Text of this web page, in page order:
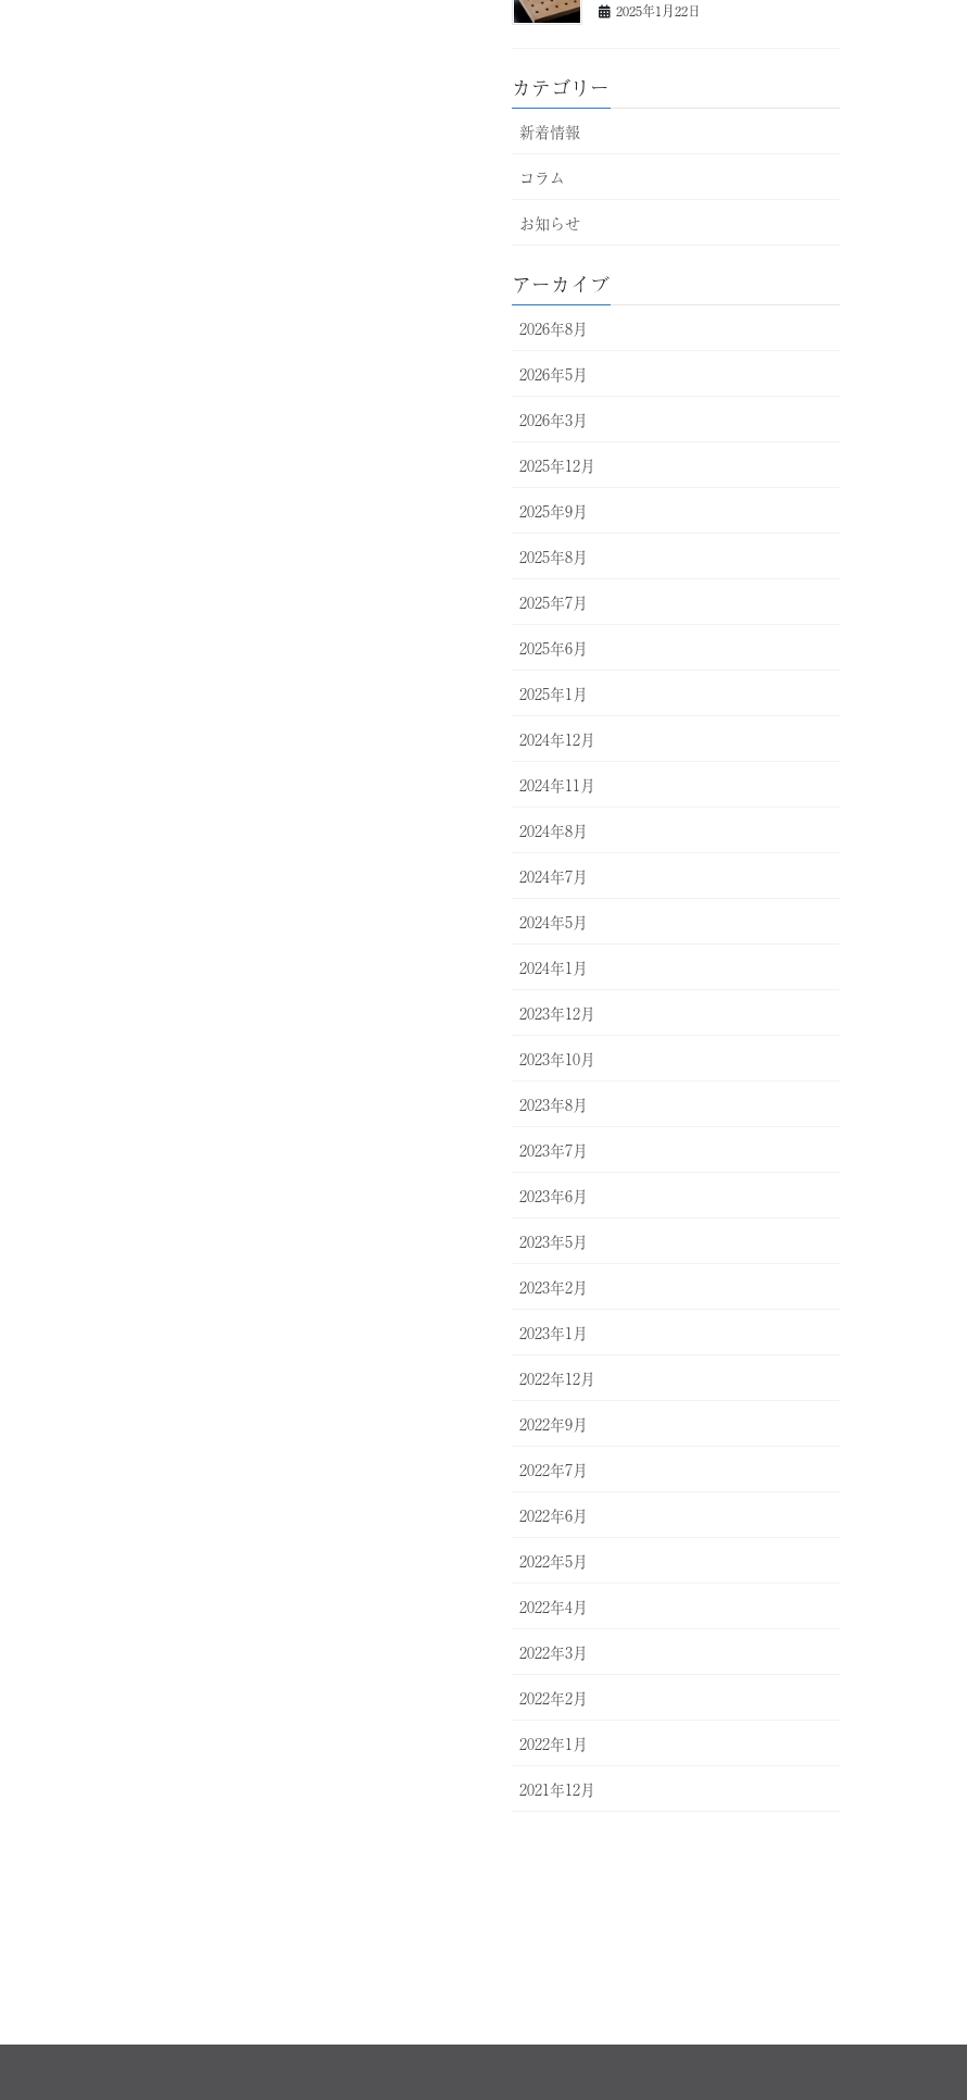
2025年1月22日
カテゴリー
新着情報
コラム
お知らせ
アーカイブ
2026年8月
2026年5月
2026年3月
2025年12月
2025年9月
2025年8月
2025年7月
2025年6月
2025年1月
2024年12月
2024年11月
2024年8月
2024年7月
2024年5月
2024年1月
2023年12月
2023年10月
2023年8月
2023年7月
2023年6月
2023年5月
2023年2月
2023年1月
2022年12月
2022年9月
2022年7月
2022年6月
2022年5月
2022年4月
2022年3月
2022年2月
2022年1月
2021年12月